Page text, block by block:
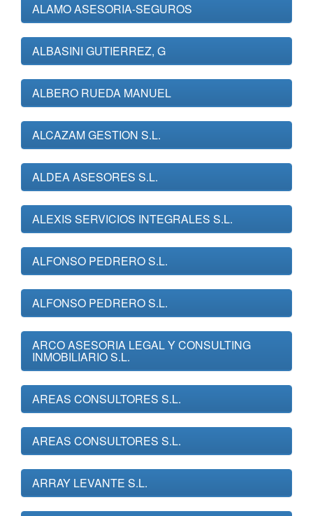
ALAMO ASESORIA-SEGUROS
ALBASINI GUTIERREZ, G
ALBERO RUEDA MANUEL
ALCAZAM GESTION S.L.
ALDEA ASESORES S.L.
ALEXIS SERVICIOS INTEGRALES S.L.
ALFONSO PEDRERO S.L.
ALFONSO PEDRERO S.L.
ARCO ASESORIA LEGAL Y CONSULTING
INMOBILIARIO S.L.
AREAS CONSULTORES S.L.
AREAS CONSULTORES S.L.
ARRAY LEVANTE S.L.